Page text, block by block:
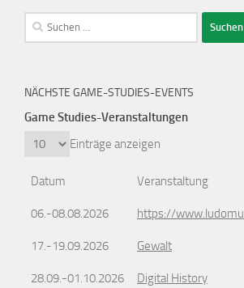
Suchen
nach:
NÄCHSTE GAME-STUDIES-EVENTS
Game Studies-Veranstaltungen
Einträge anzeigen
Datum Veranstaltung
06.-08.08.2026 https://
17.-19.09.2026 Gewalt
28.09.-01.10.2026 Digital History